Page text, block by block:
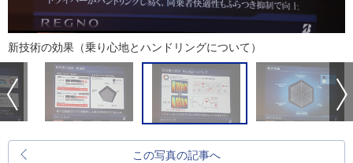
新技術の効果（乗り心地とハンドリングについて）
この写真の記事へ